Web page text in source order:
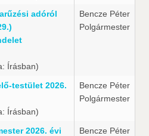
adóról
Írásban)
Bencze Péter
Polgármester
testület 2026.
Írásban)
Bencze Péter
Polgármester
2026. évi
Bencze Péter